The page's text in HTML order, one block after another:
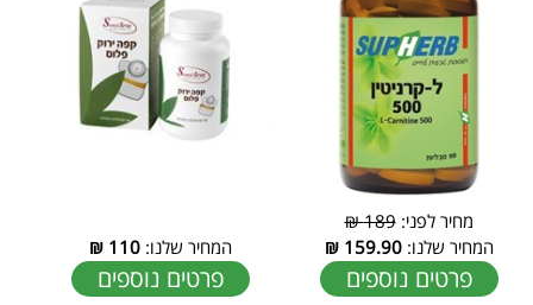
מחיר לפני:189 ₪
המחיר שלנו:159.90
₪
פרטים נוספים
המחיר שלנו:110
₪
פרטים נוספים